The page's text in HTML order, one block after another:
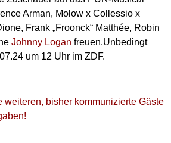
Arman, Molow x Collessio x
Frank „Froonck“ Matthée, Robin
Johnny Logan freuen.Unbedingt
um 12 Uhr im ZDF.
weiteren, bisher kommunizierte Gäste